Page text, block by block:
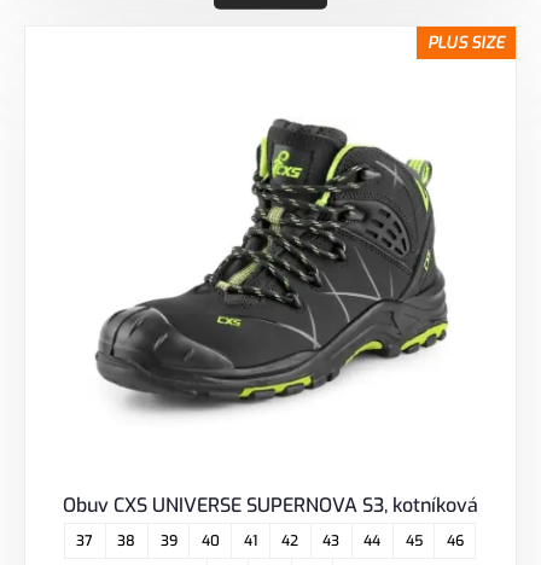
PLUS SIZE
Obuv CXS UNIVERSE SUPERNOVA S3, kotníková
37 38 39 40 41 42 43 44 45
46